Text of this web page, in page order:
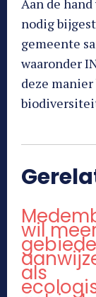
nodig
gemeente
waaronder
deze
wil
als